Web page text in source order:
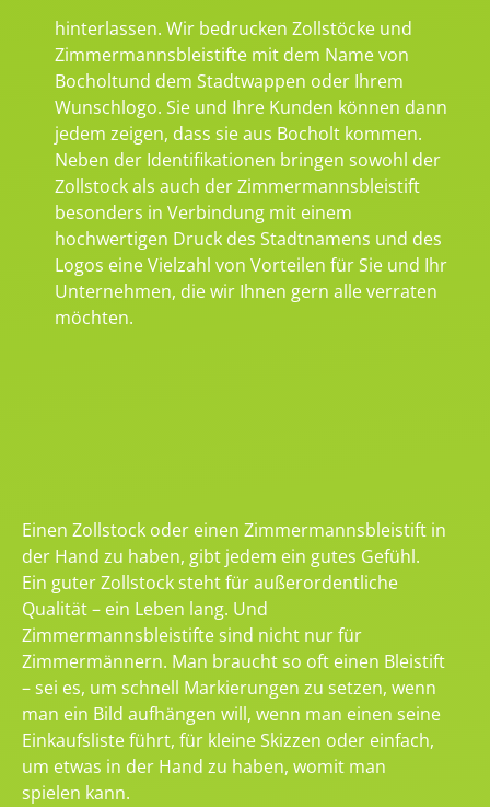
hinterlassen. Wir bedrucken Zollstöcke und
Zimmermannsbleistifte mit dem Name von
Bocholtund dem Stadtwappen oder Ihrem
Wunschlogo. Sie und Ihre Kunden können dann
jedem zeigen, dass sie aus Bocholt kommen.
Neben der Identifikationen bringen sowohl der
Zollstock als auch der Zimmermannsbleistift
besonders in Verbindung mit einem
hochwertigen Druck des Stadtnamens und des
Logos eine Vielzahl von Vorteilen für Sie und Ihr
Unternehmen, die wir Ihnen gern alle verraten
möchten.
Einen Zollstock oder einen Zimmermannsbleistift in
der Hand zu haben, gibt jedem ein gutes Gefühl.
Ein guter Zollstock steht für außerordentliche
Qualität – ein Leben lang. Und
Zimmermannsbleistifte sind nicht nur für
Zimmermännern. Man braucht so oft einen Bleistift
– sei es, um schnell Markierungen zu setzen, wenn
man ein Bild aufhängen will, wenn man einen seine
Einkaufsliste führt, für kleine Skizzen oder einfach,
um etwas in der Hand zu haben, womit man
spielen kann.